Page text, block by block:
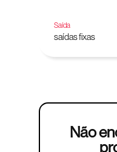
Saída
saídas fixas
Não